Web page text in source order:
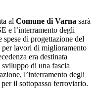
al Comune di Varna sarà
e l’interramento degli
di progettazione del
per lavori di miglioramento
era destinata
di una fascia
l’interramento degli
il sottopasso ferroviario.